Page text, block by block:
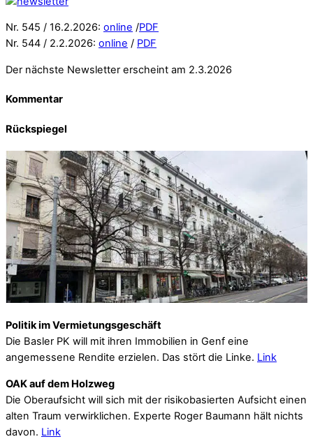
Nr. 545 / 16.2.2026: online /PDF
Nr. 544 / 2.2.2026: online / PDF
Der nächste Newsletter erscheint am 2.3.2026
Kommentar
Rückspiegel
Politik im Vermietungsgeschäft
Die Basler PK will mit ihren Immobilien in Genf eine
angemessene Rendite erzielen. Das stört die Linke. Link
OAK auf dem Holzweg
Die Oberaufsicht will sich mit der risikobasierten Aufsicht einen
alten Traum verwirklichen. Experte Roger Baumann hält nichts
davon. Link